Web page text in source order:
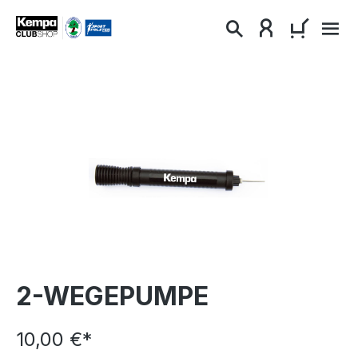
springen
2-WEGEPUMPE
10,00 €*